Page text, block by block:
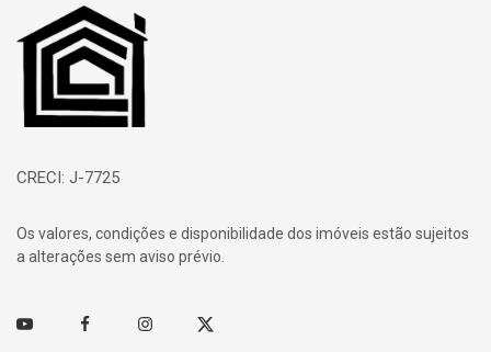
Página inicial
CRECI: J-7725
Os valores, condições e disponibilidade dos imóveis estão sujeitos
a alterações sem aviso prévio.
Youtube FacebookInstagramTwitter